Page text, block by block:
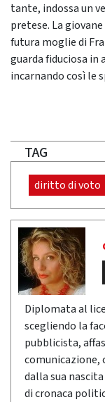
tante, indossa un
pretese. La
futura moglie di
guarda fiduciosa in
incarnando così le
TAG
diritto di voto
Diplomata al
scegliendo la
pubblicista,
comunicazione,
dalla sua
di cronaca